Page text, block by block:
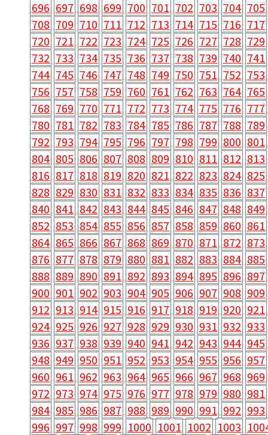
696 697 698 699 700 701 702 703 704 705
708 709 710 711 712 713 714 715 716 717
720 721 722 723 724 725 726 727 728 729
732 733 734 735 736 737 738 739 740 741
744 745 746 747 748 749 750 751 752 753
756 757 758 759 760 761 762 763 764 765
768 769 770 771 772 773 774 775 776 777
780 781 782 783 784 785 786 787 788 789
792 793 794 795 796 797 798 799 800 801
804 805 806 807 808 809 810 811 812 813
816 817 818 819 820 821 822 823 824 825
828 829 830 831 832 833 834 835 836 837
840 841 842 843 844 845 846 847 848 849
852 853 854 855 856 857 858 859 860 861
864 865 866 867 868 869 870 871 872 873
876 877 878 879 880 881 882 883 884 885
888 889 890 891 892 893 894 895 896 897
900 901 902 903 904 905 906 907 908 909
912 913 914 915 916 917 918 919 920 921
924 925 926 927 928 929 930 931 932 933
936 937 938 939 940 941 942 943 944 945
948 949 950 951 952 953 954 955 956 957
960 961 962 963 964 965 966 967 968 969
972 973 974 975 976 977 978 979 980 981
984 985 986 987 988 989 990 991 992 993
996 997 998 999 1000 1001 1002 1003